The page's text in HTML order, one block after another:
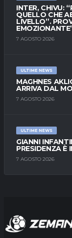
INTER, CHIVU:
QUELLO CHE
LIVELLO”.
7 AGOSTO 2026
ULTIME NEWS
MAGHNES
ARRIVA DAL
7 AGOSTO 2026
ULTIME NEWS
GIANNI
PRESIDENZA È
7 AGOSTO 2026